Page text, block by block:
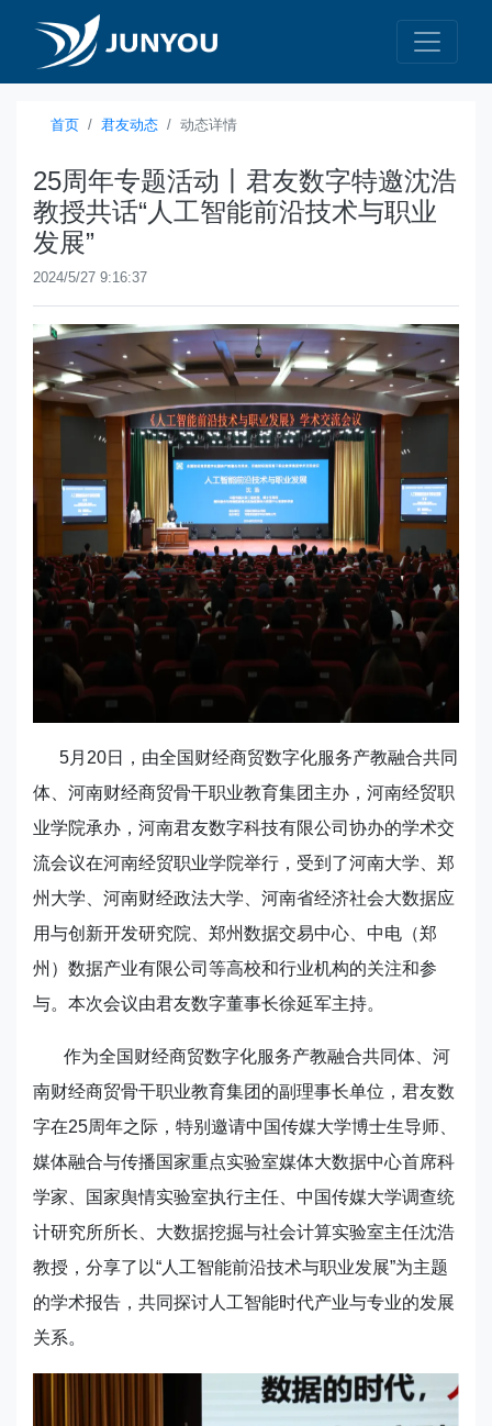
首页 君友动态 动态详情
25周年专题活动丨君友数字特邀沈浩
教授共话“人工智能前沿技术与职业
发展”
2024/5/27 9:16:37
5月20日，由全国财经商贸数字化服务产教融合共同
体、河南财经商贸骨干职业教育集团主办，河南经贸职
业学院承办，河南君友数字科技有限公司协办的学术交
流会议在河南经贸职业学院举行，受到了河南大学、郑
州大学、河南财经政法大学、河南省经济社会大数据应
用与创新开发研究院、郑州数据交易中心、中电（郑
州）数据产业有限公司等高校和行业机构的关注和参
与。本次会议由君友数字董事长徐延军主持。
作为全国财经商贸数字化服务产教融合共同体、河
南财经商贸骨干职业教育集团的副理事长单位，君友数
字在25周年之际，特别邀请中国传媒大学博士生导师、
媒体融合与传播国家重点实验室媒体大数据中心首席科
学家、国家舆情实验室执行主任、中国传媒大学调查统
计研究所所长、大数据挖掘与社会计算实验室主任沈浩
教授，分享了以“人工智能前沿技术与职业发展”为主题
的学术报告，共同探讨人工智能时代产业与专业的发展
关系。